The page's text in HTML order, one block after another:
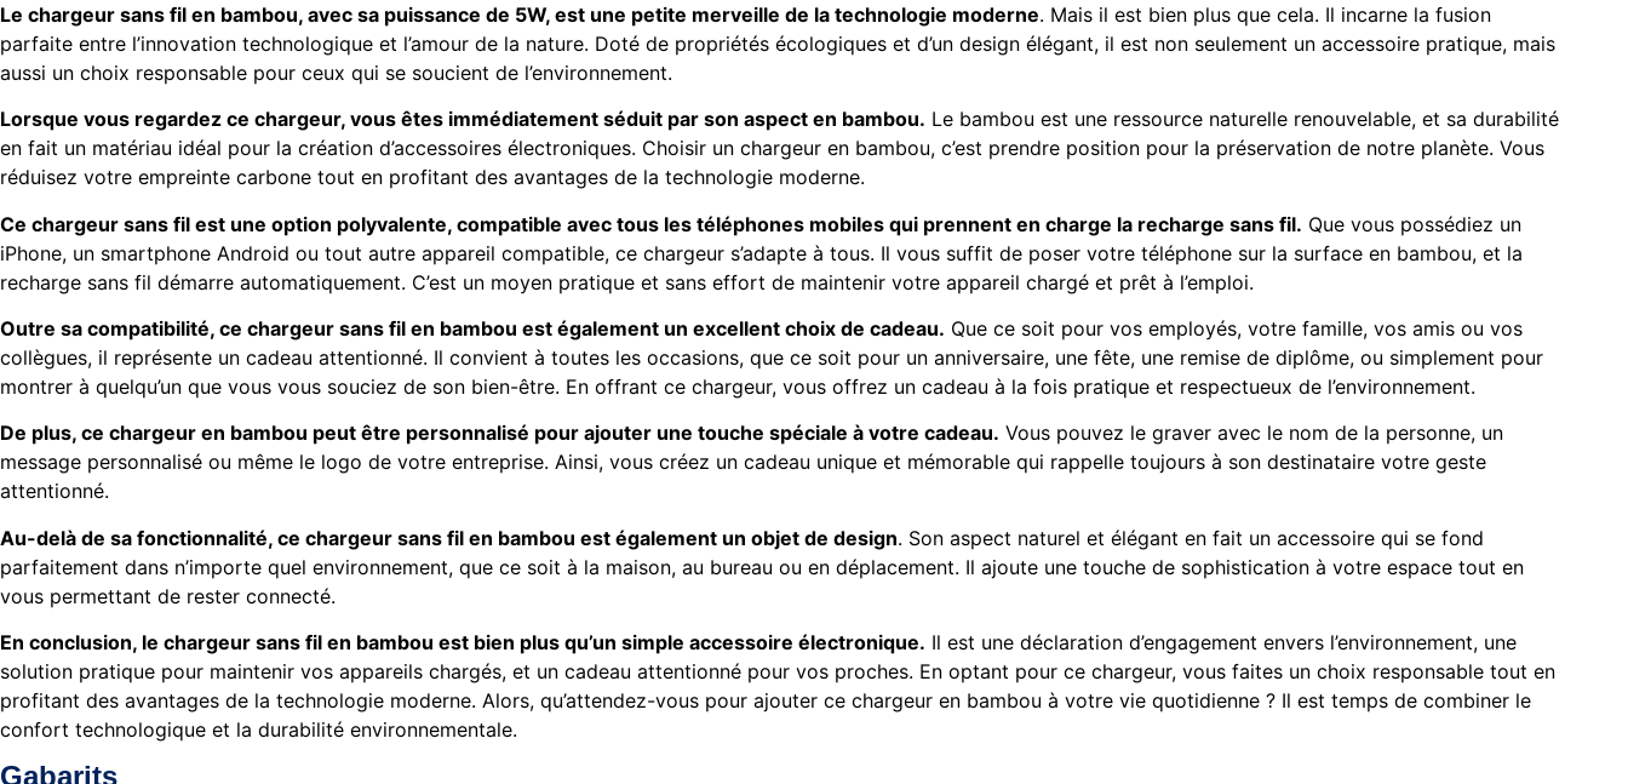
Le chargeur sans fil en bambou, avec sa puissance de 5W, est une petite merveille de la technologie moderne. Mais il est bien plus que cela. Il incarne la fusion
parfaite entre l’innovation technologique et l’amour de la nature. Doté de propriétés écologiques et d’un design élégant, il est non seulement un accessoire pratique, mais
aussi un choix responsable pour ceux qui se soucient de l’environnement.
Lorsque vous regardez ce chargeur, vous êtes immédiatement séduit par son aspect en bambou. Le bambou est une ressource naturelle renouvelable, et sa durabilité
en fait un matériau idéal pour la création d’accessoires électroniques. Choisir un chargeur en bambou, c’est prendre position pour la préservation de notre planète. Vous
réduisez votre empreinte carbone tout en profitant des avantages de la technologie moderne.
Ce chargeur sans fil est une option polyvalente, compatible avec tous les téléphones mobiles qui prennent en charge la recharge sans fil. Que vous possédiez un
iPhone, un smartphone Android ou tout autre appareil compatible, ce chargeur s’adapte à tous. Il vous suffit de poser votre téléphone sur la surface en bambou, et la
recharge sans fil démarre automatiquement. C’est un moyen pratique et sans effort de maintenir votre appareil chargé et prêt à l’emploi.
Outre sa compatibilité, ce chargeur sans fil en bambou est également un excellent choix de cadeau. Que ce soit pour vos employés, votre famille, vos amis ou vos
collègues, il représente un cadeau attentionné. Il convient à toutes les occasions, que ce soit pour un anniversaire, une fête, une remise de diplôme, ou simplement pour
montrer à quelqu’un que vous vous souciez de son bien-être. En offrant ce chargeur, vous offrez un cadeau à la fois pratique et respectueux de l’environnement.
De plus, ce chargeur en bambou peut être personnalisé pour ajouter une touche spéciale à votre cadeau. Vous pouvez le graver avec le nom de la personne, un
message personnalisé ou même le logo de votre entreprise. Ainsi, vous créez un cadeau unique et mémorable qui rappelle toujours à son destinataire votre geste
attentionné.
Au-delà de sa fonctionnalité, ce chargeur sans fil en bambou est également un objet de design. Son aspect naturel et élégant en fait un accessoire qui se fond
parfaitement dans n’importe quel environnement, que ce soit à la maison, au bureau ou en déplacement. Il ajoute une touche de sophistication à votre espace tout en
vous permettant de rester connecté.
En conclusion, le chargeur sans fil en bambou est bien plus qu’un simple accessoire électronique. Il est une déclaration d’engagement envers l’environnement, une
solution pratique pour maintenir vos appareils chargés, et un cadeau attentionné pour vos proches. En optant pour ce chargeur, vous faites un choix responsable tout en
profitant des avantages de la technologie moderne. Alors, qu’attendez-vous pour ajouter ce chargeur en bambou à votre vie quotidienne ? Il est temps de combiner le
confort technologique et la durabilité environnementale.
Gabarits